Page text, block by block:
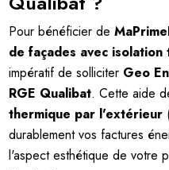
Pour bénéficier de
de façades avec isolation
impératif de solliciter Geo
RGE Qualibat. Cette aide
thermique par l'extérieur
durablement vos factures
l'aspect esthétique de votre